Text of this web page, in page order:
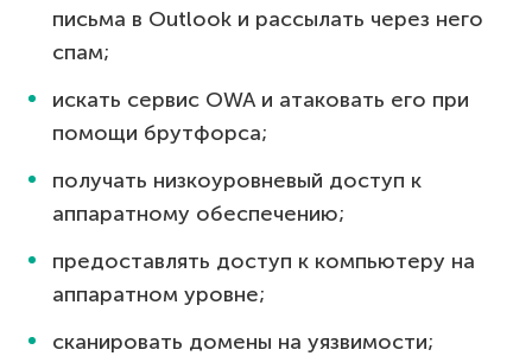
письма в Outlook и рассылать через него
спам;
искать сервис OWA и атаковать его при
помощи брутфорса;
получать низкоуровневый доступ к
аппаратному обеспечению;
предоставлять доступ к компьютеру на
аппаратном уровне;
сканировать домены на уязвимости;